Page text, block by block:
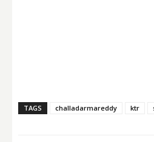
TAGS challadarmareddy ktr